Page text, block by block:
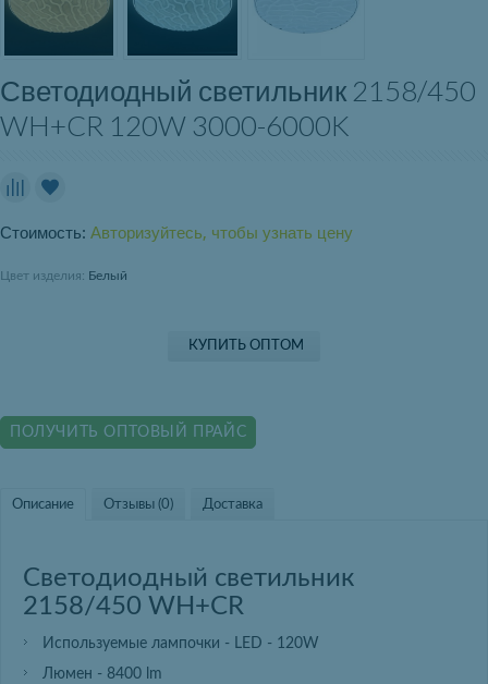
Светодиодный светильник 2158/450
WH+CR 120W 3000-6000K
Стоимость: Авторизуйтесь, чтобы узнать цену
Цвет изделия: Белый
КУПИТЬ ОПТОМ
ПОЛУЧИТЬ ОПТОВЫЙ ПРАЙС
Описание Отзывы (0) Доставка
Светодиодный светильник
2158/450 WH+CR
Используемые лампочки - LED - 120W
Люмен - 8400 lm